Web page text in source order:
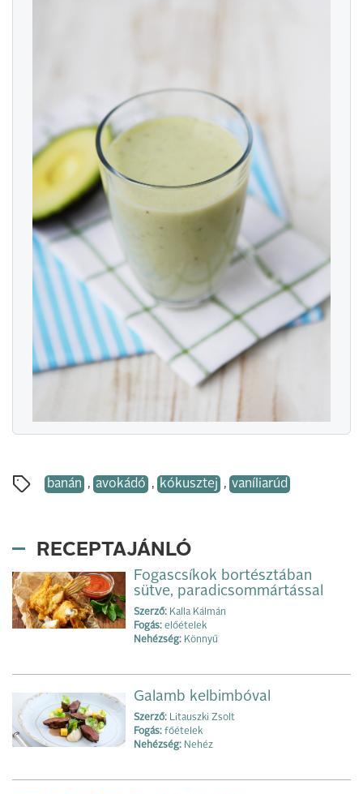
banán , avokádó , kókusztej , vaníliarúd
RECEPTAJÁNLÓ
Fogascsíkok bortésztában
sütve, paradicsommártással
Szerző: Kalla Kálmán
Fogás: előételek
Nehézség: Könnyű
Galamb kelbimbóval
Szerző: Litauszki Zsolt
Fogás: főételek
Nehézség: Nehéz